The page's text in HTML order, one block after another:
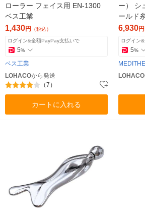
ローラー フェイス用 EN-1300
ベス工業
1,430円 （税込）
ログイン&全額PayPay支払いで
5%
ベス工業
LOHACOから発送
（7）
カートに入れる
ー） シ
ールド
l6,930円
ログイン
5%
LOHACO